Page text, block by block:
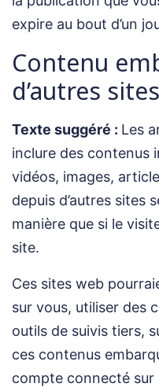
expire au bout d’un
Contenu
d’autres sites
Texte suggéré : Les
inclure des contenus
vidéos, images,
depuis d’autres sites
manière que si le
site.
Ces sites web
sur vous, utiliser des
outils de suivis tiers,
ces contenus
compte connecté sur